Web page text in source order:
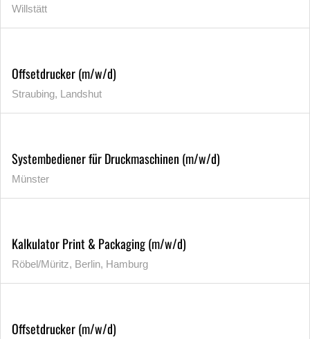
Willstätt
Offsetdrucker (m/w/d)
Straubing, Landshut
Systembediener für Druckmaschinen (m/w/d)
Münster
Kalkulator Print & Packaging (m/w/d)
Röbel/Müritz, Berlin, Hamburg
Offsetdrucker (m/w/d)